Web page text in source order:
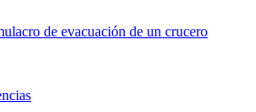
de evacuación de un crucero